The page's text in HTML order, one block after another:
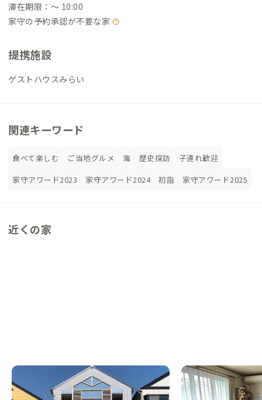
滞在期限：〜 10:00
家守の予約承認が不要な家
提携施設
ゲストハウスみらい
関連キーワード
食べて楽しむ ご当地グルメ 海 歴史探訪
子連れ歓迎
家守アワード2023
家守アワード2024 初詣 家守アワード2025
近くの家
相馬A邸
福島県 ゲストハウス
北上A邸
岩手県 戸建て